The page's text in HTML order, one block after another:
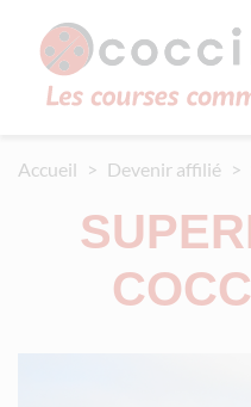
Accueil Devenir affilié